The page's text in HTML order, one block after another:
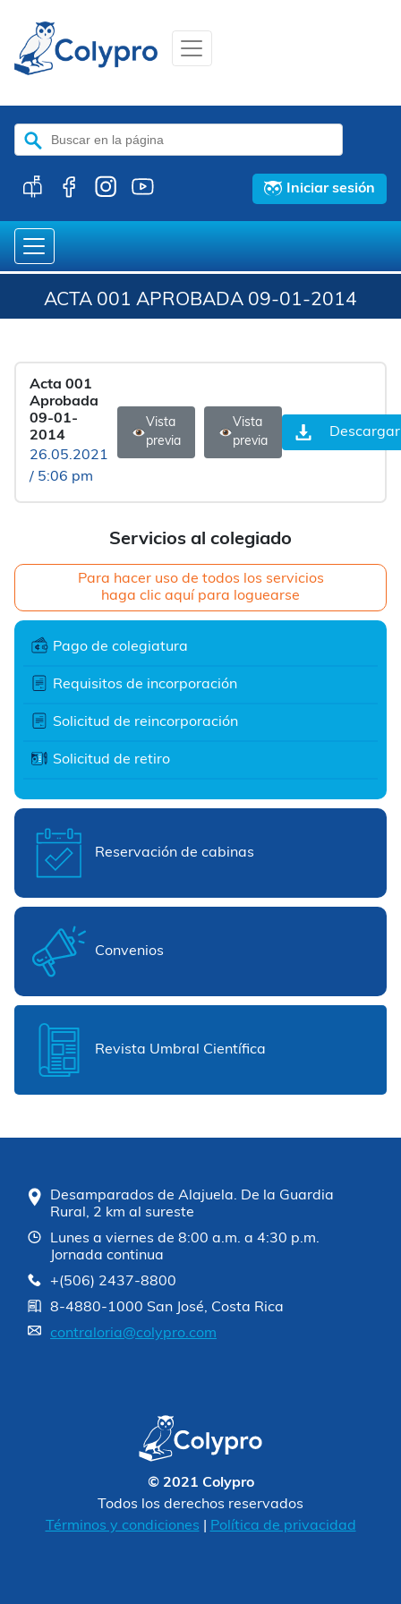
Buscar:
Iniciar sesión
ACTA 001 APROBADA 09-01-2014
Servicios al colegiado
Para hacer uso de todos los servicios
haga clic aquí para loguearse
Pago de colegiatura
Requisitos de incorporación
Solicitud de reincorporación
Solicitud de retiro
Reservación de cabinas
Convenios
Revista Umbral Científica
Acta 001
Aprobada
09-01-
2014
26.05.2021
/ 5:06 pm
Vista
previa
Vista
previa
Descargar
Desamparados de Alajuela. De la Guardia
Rural, 2 km al sureste
Lunes a viernes de 8:00 a.m. a 4:30 p.m.
Jornada continua
+(506) 2437-8800
8-4880-1000 San José, Costa Rica
contraloria@colypro.com
© 2021 Colypro
Todos los derechos reservados
Términos y condiciones
Política de privacidad